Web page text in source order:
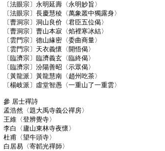
〔法眼宗〕永明延壽〈永明妙旨〉
〔法眼宗〕長慶慧稜〈萬象叢中獨露身〉
〔曹洞宗〕洞山良价〈君臣五位偈〉
〔曹洞宗〕曹山本寂〈焰裡寒冰結〉
〔雲門宗〕德山緣密〈委曲商量〉
〔雲門宗〕天衣義懷〈開悟偈〉
〔臨濟宗〕臨濟義玄〈臨終偈〉
〔臨濟宗〕汾陽善昭〈示眾偈〉
〔黃龍派〕黃龍慧南〈趙州吃茶〉
〔楊岐派〕虛堂智愚〈一重山了一重雲〉
參 居士禪詩
孟浩然〈題大禹寺義公禪房〉
王維〈登辨覺寺〉
李白〈廬山東林寺夜懷〉
杜甫〈望牛頭寺〉
白居易〈寄韜光禪師〉